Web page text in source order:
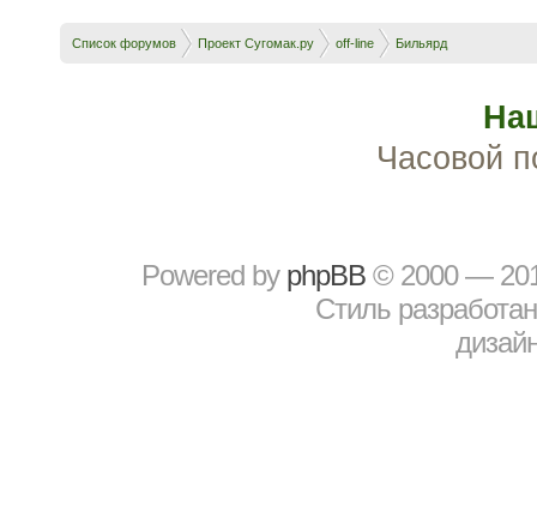
Список форумов Проект Сугомак.ру off-line Бильярд
Часовой
Powered by рhрBВ © 2000 —
Стиль